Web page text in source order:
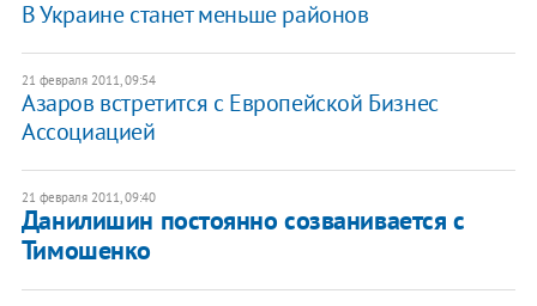
В Украине станет меньше районов
21 февраля 2011, 09:54
Азаров встретится с Европейской Бизнес
Ассоциацией
21 февраля 2011, 09:40
Данилишин постоянно созванивается с
Тимошенко